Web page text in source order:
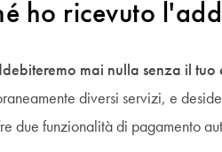
ho ricevuto
mai nulla senza il tuo
diversi servizi, e
due funzionalità di pagamento